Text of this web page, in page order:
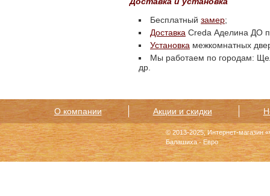
Бесплатный замер;
Доставка Creda Аделина ДО
Установка межкомнатных
Мы работаем по городам:
др.
О компании Акции и скидки
© 2013-2025, Интернет-магазин
Балашиха - Евро